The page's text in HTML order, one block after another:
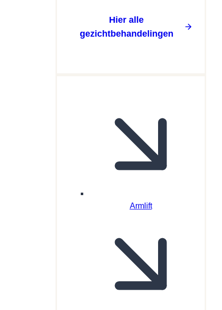
Hier alle
gezichtbehandelingen
Armlift